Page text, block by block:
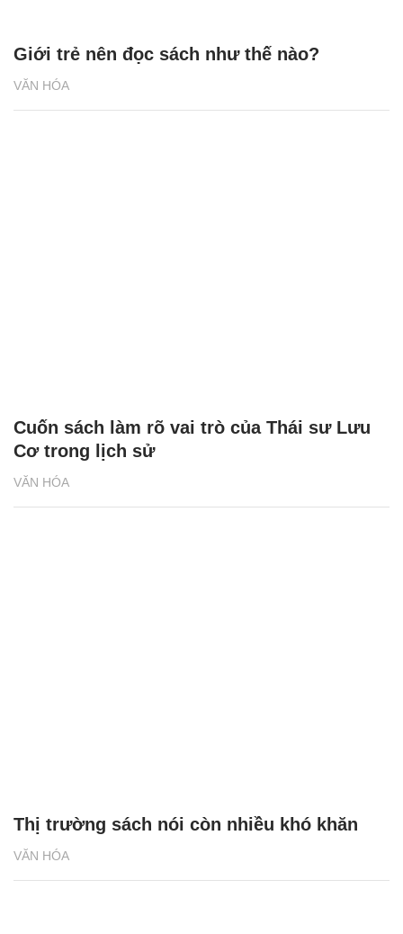
VĂN HÓA
Giới trẻ nên đọc sách như thế nào?
VĂN HÓA
Cuốn sách làm rõ vai trò của Thái sư Lưu
Cơ trong lịch sử
VĂN HÓA
Thị trường sách nói còn nhiều khó khăn